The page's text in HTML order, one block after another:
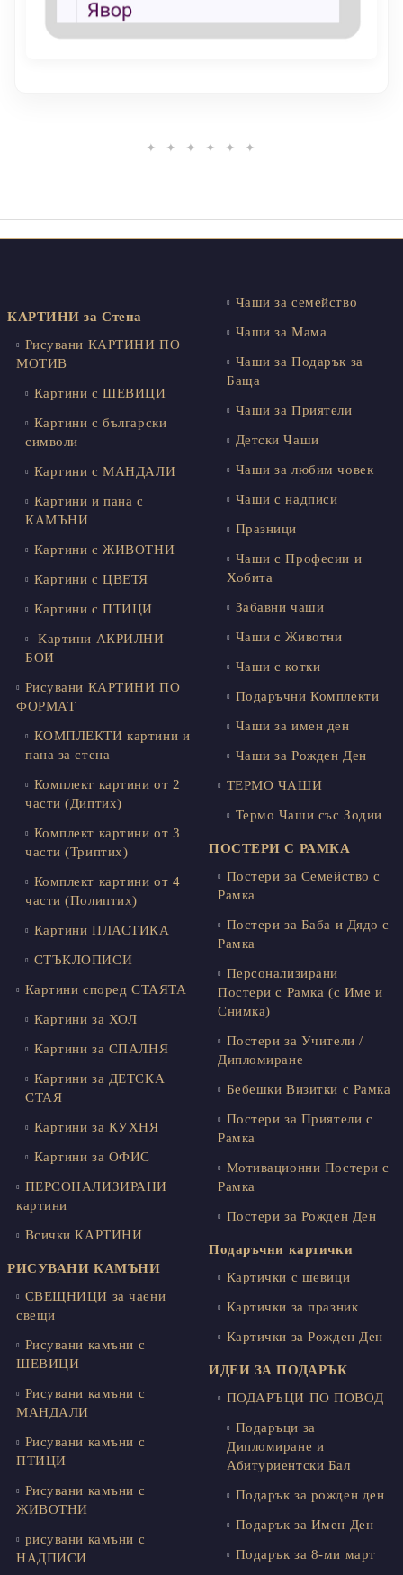
✦ ✦ ✦ ✦ ✦ ✦
КАРТИНИ за Стена
Рисувани КАРТИНИ ПО
МОТИВ
Картини с ШЕВИЦИ
Картини с български
символи
Картини с МАНДАЛИ
Картини и пана с
КАМЪНИ
Картини с ЖИВОТНИ
Картини с ЦВЕТЯ
Картини с ПТИЦИ
Картини АКРИЛНИ
БОИ
Рисувани КАРТИНИ ПО
ФОРМАТ
КОМПЛЕКТИ картини и
пана за стена
Комплект картини от 2
части (Диптих)
Комплект картини от 3
части (Триптих)
Комплект картини от 4
части (Полиптих)
Картини ПЛАСТИКА
СТЪКЛОПИСИ
Картини според СТАЯТА
Картини за ХОЛ
Картини за СПАЛНЯ
Картини за ДЕТСКА
СТАЯ
Картини за КУХНЯ
Картини за ОФИС
ПЕРСОНАЛИЗИРАНИ
картини
Всички КАРТИНИ
РИСУВАНИ КАМЪНИ
СВЕЩНИЦИ за чаени
свещи
Рисувани камъни с
ШЕВИЦИ
Рисувани камъни с
МАНДАЛИ
Рисувани камъни с
ПТИЦИ
Рисувани камъни с
ЖИВОТНИ
рисувани камъни с
НАДПИСИ
Чаши за семейство
Чаши за Мама
Чаши за Подарък за
Баща
Чаши за Приятели
Детски Чаши
Чаши за любим човек
Чаши с надписи
Празници
Чаши с Професии и
Хобита
Забавни чаши
Чаши с Животни
Чаши с котки
Подаръчни Комплекти
Чаши за имен ден
Чаши за Рожден Ден
ТЕРМО ЧАШИ
Термо Чаши със Зодии
ПОСТЕРИ С РАМКА
Постери за Семейство с
Рамка
Постери за Баба и Дядо с
Рамка
Персонализирани
Постери с Рамка (с Име и
Снимка)
Постери за Учители /
Дипломиране
Бебешки Визитки с Рамка
Постери за Приятели с
Рамка
Мотивационни Постери с
Рамка
Постери за Рожден Ден
Подаръчни картички
Картички с шевици
Картички за празник
Картички за Рожден Ден
ИДЕИ ЗА ПОДАРЪК
ПОДАРЪЦИ ПО ПОВОД
Подаръци за
Дипломиране и
Абитуриентски Бал
Подарък за рожден ден
Подарък за Имен Ден
Подарък за 8-ми март